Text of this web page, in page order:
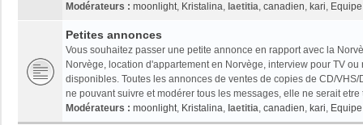
Modérateurs : moonlight, Kristalina, laetitia, canadien, kari,
Petites annonces
Vous souhaitez passer une petite annonce en rapport avec la
Norvège, location d'appartement en Norvège, interview pour TV
disponibles. Toutes les annonces de ventes de copies de CD/
ne pouvant suivre et modérer tous les messages, elle ne serait
Modérateurs : moonlight, Kristalina, laetitia, canadien, kari,